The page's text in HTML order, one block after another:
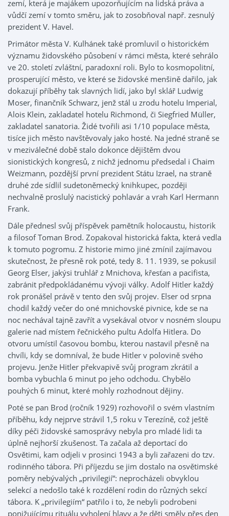
zemí, která je majákem upozorňujícím na lidská práva a
vůdčí zemí v tomto směru, jak to zosobňoval např. zesnulý
prezident V. Havel.
Primátor města V. Kulhánek také promluvil o historickém
významu židovského působení v rámci města, které sehrálo
ve 20. století zvláštní, paradoxní roli. Bylo to kosmopolitní,
prosperující město, ve které se židovské menšině dařilo, jak
dokazují příběhy tak slavných lidí, jako byl sklář Ludwig
Moser, finančník Schwarz, jenž stál u zrodu hotelu Imperial,
Alois Klein, zakladatel hotelu Richmond, či Siegfried Müller,
zakladatel sanatoria. Židé tvořili asi 1/10 populace města,
tisíce jich město navštěvovaly jako hosté. Na jedné straně se
v meziválečné době stalo dokonce dějištěm dvou
sionistických kongresů, z nichž jednomu předsedal i Chaim
Weizmann, pozdější první prezident Státu Izrael, na straně
druhé zde sídlil sudetoněmecký knihkupec, později
nechvalně proslulý nacistický pohlavár a vrah Karl Hermann
Frank.
Dále přednesl svůj příspěvek pamětník holocaustu, historik
a filosof Toman Brod. Zopakoval historická fakta, která vedla
k tomuto pogromu. Z historie mimo jiné zmínil zajímavou
skutečnost, že přesně rok poté, tedy 8. 11. 1939, se pokusil
Georg Elser, jakýsi truhlář z Mnichova, křesťan a pacifista,
zabránit předpokládanému vývoji války. Adolf Hitler každý
rok pronášel právě v tento den svůj projev. Elser od srpna
chodil každý večer do oné mnichovské pivnice, kde se na
noc nechával tajně zavřít a vysekával otvor v nosném sloupu
galerie nad místem řečnického pultu Adolfa Hitlera. Do
otvoru umístil časovou bombu, kterou nastavil přesně na
chvíli, kdy se domníval, že bude Hitler v polovině svého
projevu. Jenže Hitler překvapivě svůj program zkrátil a
bomba vybuchla 6 minut po jeho odchodu. Chybělo
pouhých 6 minut, které mohly rozhodnout dějiny.
Poté se pan Brod (ročník 1929) rozhovořil o svém vlastním
příběhu, kdy nejprve strávil 1,5 roku v Terezíně, což ještě
díky péči židovské samosprávy nebyla pro mladé lidi ta
úplně nejhorší zkušenost. Ta začala až deportací do
Osvětimi, kam odjeli v prosinci 1943 a byli zařazeni do tzv.
rodinného tábora. Při příjezdu se jim dostalo na osvětimské
poměry nebývalých „privilegií“: neprocházeli obvyklou
selekcí a nedošlo také k rozdělení rodin do různých sekcí
tábora. K „privilegiím“ patřilo i to, že nebyli podrobeni
ponižujícímu rituálu vyholení hlavy a že děti směly přes den